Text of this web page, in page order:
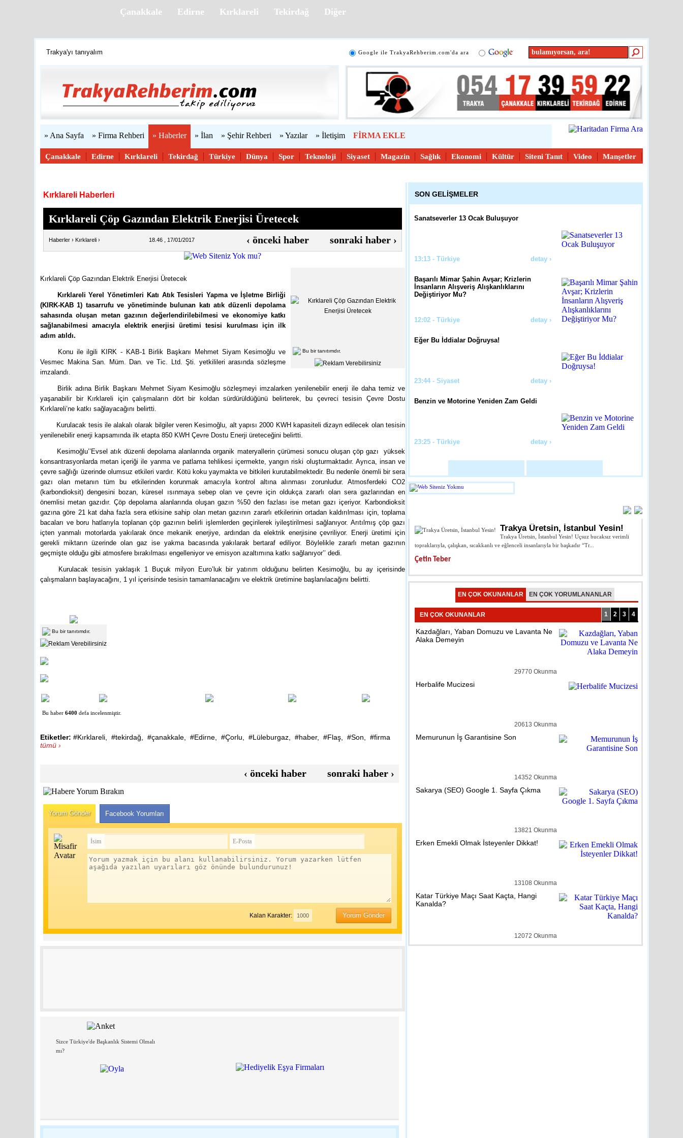
Çanakkale Edirne Kırklareli Tekirdağ Diğer
Trakya'yı tanıyalım
Google ile TrakyaRehberim.com'da ara
» Ana Sayfa » Firma Rehberi » Haberler » İlan » Şehir Rehberi » Yazılar » İletişim FİRMA EKLE
Çanakkale Edirne Kırklareli Tekirdağ Türkiye Dünya Spor Teknoloji Siyaset Magazin Sağlık Ekonomi Kültür Siteni Tanıt Video
Manşetler
Kırklareli Haberleri
Kırklareli Çöp Gazından Elektrik Enerjisi Üretecek
Haberler › Kırklareli › 18.46 , 17/01/2017 ‹ önceki haber sonraki haber ›
Bu bir tanıtımdır.
Kırklareli Çöp Gazından Elektrik Enerjisi Üretecek
Kırklareli Yerel Yönetimleri Katı Atık Tesisleri Yapma ve İşletme Birliği
(KIRK-KAB 1) tasarrufu ve yönetiminde bulunan katı atık düzenli depolama
sahasında oluşan metan gazının değerlendirilebilmesi ve ekonomiye katkı
sağlanabilmesi amacıyla elektrik enerjisi üretimi tesisi kurulması için ilk
adım atıldı.
Konu ile ilgili KIRK - KAB-1 Birlik Başkanı Mehmet Siyam Kesimoğlu ve
Vesmec Makina San. Müm. Dan. ve Tic. Ltd. Şti. yetkilileri arasında sözleşme
imzalandı.
Birlik adına Birlik Başkanı Mehmet Siyam Kesimoğlu sözleşmeyi imzalarken yenilenebilir enerji ile daha temiz ve
yaşanabilir bir Kırklareli için çalışmaların dört bir koldan sürdürüldüğünü belirterek, bu çevreci tesisin Çevre Dostu
Kırklareli’ne katkı sağlayacağını belirtti.
Kurulacak tesis ile alakalı olarak bilgiler veren Kesimoğlu, alt yapısı 2000 KWH kapasiteli dizayn edilecek olan tesisin
yenilenebilir enerji kapsamında ilk etapta 850 KWH Çevre Dostu Enerji üreteceğini belirtti.
Kesimoğlu’’Evsel atık düzenli depolama alanlarında organik materyallerin çürümesi sonucu oluşan çöp gazı yüksek
konsantrasyonlarda metan içeriği ile yanma ve patlama tehlikesi içermekte, yangın riski oluşturmaktadır. Ayrıca, insan ve
çevre sağlığı üzerinde olumsuz etkileri vardır. Kötü koku yaymakta ve bitkileri kurutabilmektedir. Bu nedenle önemli bir sera
gazı olan metanın tüm bu etkilerinden korunmak amacıyla kontrol altına alınması zorunludur. Atmosferdeki CO2
(karbondioksit) dengesini bozan, küresel ısınmaya sebep olan ve çevre için oldukça zararlı olan sera gazlarından en
önemlisi metan gazıdır. Çöp depolama alanlarında oluşan gazın %50 den fazlası ise metan gazı içeriyor. Karbondioksit
gazına göre 21 kat daha fazla sera etkisine sahip olan metan gazının zararlı etkilerinin ortadan kaldırılması için, toplama
bacaları ve boru hatlarıyla toplanan çöp gazının belirli işlemlerden geçirilerek iyileştirilmesi sağlanıyor. Arıtılmış çöp gazı
içten yanmalı motorlarda yakılarak önce mekanik enerjiye, ardından da elektrik enerjisine çevriliyor. Enerji üretimi için
gerekli miktarın üzerinde olan gaz ise yakma bacasında yakılarak bertaraf ediliyor. Böylelikle zararlı metan gazının
geçmişte olduğu gibi atmosfere bırakılması engelleniyor ve emisyon azaltımına katkı sağlanıyor’’ dedi.
Kurulacak tesisin yaklaşık 1 Buçuk milyon Euro’luk bir yatırım olduğunu belirten Kesimoğlu, bu ay içerisinde
çalışmaların başlayacağını, 1 yıl içerisinde tesisin tamamlanacağını ve elektrik üretimine başlanılacağını belirtti.
Bu bir tanıtımdır.
Bu haber 6400 defa incelenmiştir.
Etiketler: #Kırklareli #tekirdağ #çanakkale #Edirne #Çorlu #Lüleburgaz #haber, #Flaş #Son
#firma
tümü ›
‹ önceki haber sonraki haber ›
Yorum Gönder Facebook Yorumları
İsim E-Posta
Yorum Gönder
Kalan Karakter:
Sizce Türkiye'de Başkanlık Sistemi Olmalı
mı?
SON GELİŞMELER
10:38 - Çanakkale detay ›
Mübadele Öyküleri Yarışması
Belediyeden Vatandaşların İçini Isıtan
Hareket
11:57 - Kırklareli
Sanatseverler 13 Ocak Buluşuyor
13:13 - Türkiye detay ›
Başarılı Mimar Şahin Avşar; Krizlerin
İnsanların Alışveriş Alışkanlıklarını
Değiştiriyor Mu?
12:02 - Türkiye detay ›
Eğer Bu İddialar Doğruysa!
23:44 - Siyaset detay ›
Benzin ve Motorine Yeniden Zam Geldi
23:25 - Türkiye detay ›
Huawei Katlanabilir Mate X Akıllı Telefon
Bebek Bakım ve Emzirme Odası Açıldı
10:15 - Kırklareli
Öğrencilerden İçme Suyu Arıtma Tesisine
23:44 - Kırklareli detay ›
Okul ve Camilerde Dezenfeksiyon
09:35 - Kırklareli
Hem öğrenci hem velilere karne uyarısı
Ünlülerin Sıkça
Kullandığı Dukan Diyeti
Nedir?
Tüm dünyada popüler olan, ünlülerin sıklıkla başvurduğu Dukan diyeti tahtını korumaya
Ahmet BILDIRCIN
Trakya Üretsin, İstanbul Yesin!
Trakya Üretsin, İstanbul Yesin! Uçsuz bucaksız verimli
topraklarıyla, çalışkan, sıcakkanlı ve eğlenceli insanlarıyla bir başkadır “Tr...
Çetin Teber
EN ÇOK OKUNANLAR EN ÇOK YORUMLANANLAR
EN ÇOK OKUNANLAR 1 2 3 4
Kazdağları, Yaban Domuzu ve Lavanta Ne
Alaka Demeyin
29770 Okunma
Herbalife Mucizesi
20613 Okunma
Memurunun İş Garantisine Son
14352 Okunma
Sakarya (SEO) Google 1. Sayfa Çıkma
13821 Okunma
Erken Emekli Olmak İsteyenler Dikkat!
13108 Okunma
Katar Türkiye Maçı Saat Kaçta, Hangi
Kanalda?
12072 Okunma